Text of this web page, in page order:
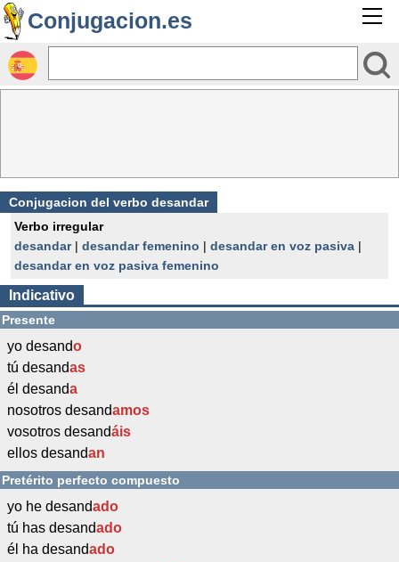
Conjugacion.es
Conjugacion del verbo desandar
Verbo irregular
desandar| desandar femenino | desandar en voz pasiva |
desandar en voz pasiva femenino
Indicativo
Presente
yo desando
tú desandas
él desanda
nosotros desandamos
vosotros desandáis
ellos desandan
Pretérito perfecto compuesto
yo he desandado
tú has desandado
él ha desandado